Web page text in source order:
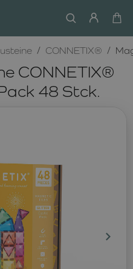
CONNETIX®
48 Stck.
CONNETIX®